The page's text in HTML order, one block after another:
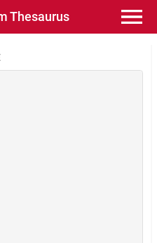
Thesaurus